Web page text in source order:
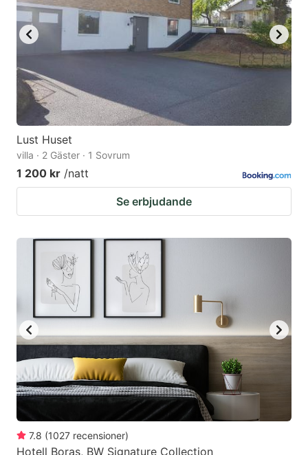
Lust Huset
villa · 2 Gäster · 1 Sovrum
1 200 kr /natt
Se erbjudande
7.8 (1027 recensioner)
Hotell Boras, BW Signature Collection